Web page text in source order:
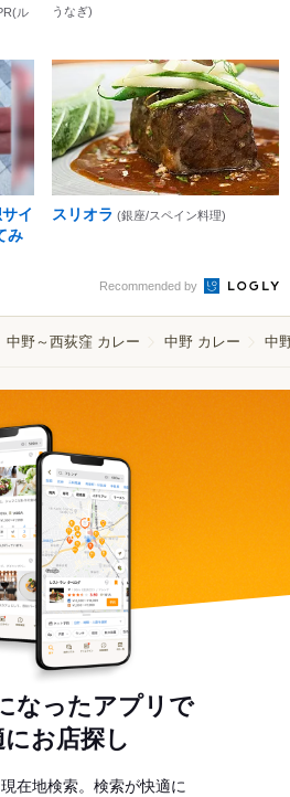
ル
うなぎ)
イ
み
スリオラ (銀座/スペイン料理)
Recommended by
中野～西荻窪 カレー 中野 カレー 中
なったアプリで
お店探し
在地検索。検索が快適に